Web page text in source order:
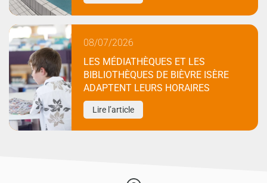
08/07/2026
LES MÉDIATHÈQUES ET LES
BIBLIOTHÈQUES DE BIÈVRE ISÈRE
ADAPTENT LEURS HORAIRES
Lire l’article